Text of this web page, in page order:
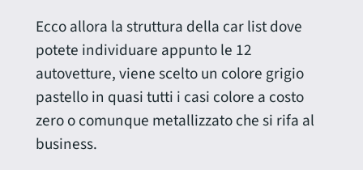
Ecco allora la struttura della car list dove
potete individuare appunto le 12
autovetture, viene scelto un colore grigio
pastello in quasi tutti i casi colore a costo
zero o comunque metallizzato che si rifa al
business.